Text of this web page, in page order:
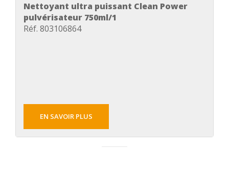
Nettoyant ultra puissant Clean Power
pulvérisateur 750ml/1
Réf. 803106864
EN SAVOIR PLUS